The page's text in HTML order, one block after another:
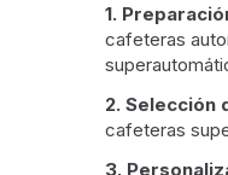
1.
cafeteras
2. Selección
cafeteras
3.